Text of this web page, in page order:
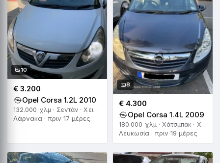
10
€ 3.200
Opel Corsa 1.2L 2010
132.000 χλμ · Σεντάν · Χειροκίνητο
Λάρνακα · πριν 17 μέρες
8
€ 4.300
Opel Corsa 1.4L 2009
180.000 χλμ · Χάτσμπακ · Χειροκίνητο
Λευκωσία · πριν 19 μέρες